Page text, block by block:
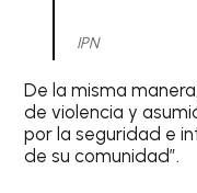
IPN
De la misma
de violencia y
por la seguridad e
de su comunidad”.